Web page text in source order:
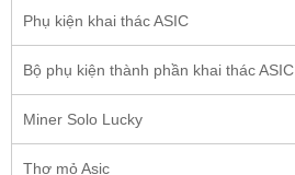
Phụ kiện khai thác ASIC
Bộ phụ kiện thành phần khai thác ASIC
Miner Solo Lucky
Thợ mỏ Asic